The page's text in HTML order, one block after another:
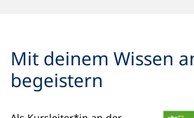
Mit deinem Wissen
begeistern